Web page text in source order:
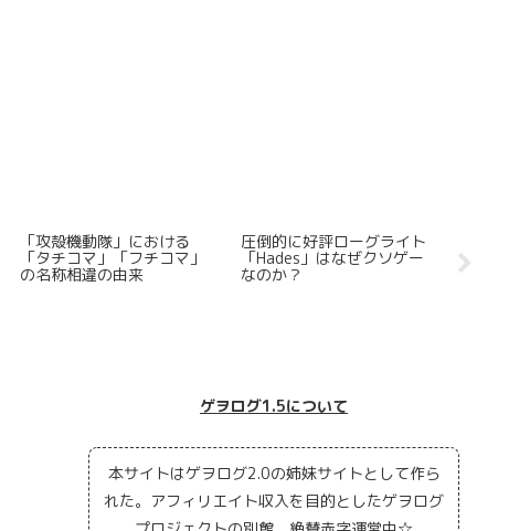
思うところがあって放送大
学大学院のレベルの高さを
その入試倍率・論文概要か
2026夏シーズンの新アニメ
版「攻殻機動隊」は失敗作
なのか？
イター6
てもフル
ゲヲログ1.5について
本サイトはゲヲログ2.0の姉妹サイトとして作ら
れた。アフィリエイト収入を目的としたゲヲログ